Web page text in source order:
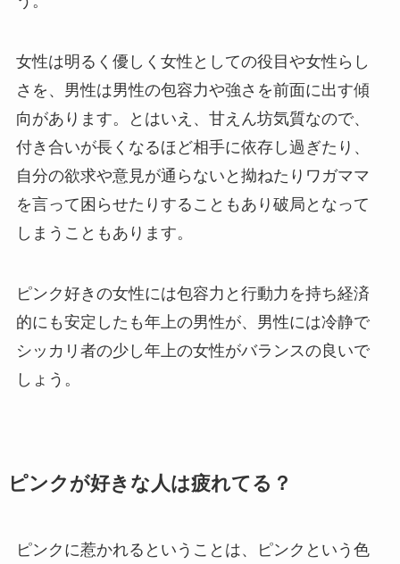
女性は明るく優しく女性としての役目や女性らし
さを、男性は男性の包容力や強さを前面に出す傾
向があります。とはいえ、甘えん坊気質なので、
付き合いが長くなるほど相手に依存し過ぎたり、
自分の欲求や意見が通らないと拗ねたりワガママ
を言って困らせたりすることもあり破局となって
しまうこともあります。
ピンク好きの女性には包容力と行動力を持ち経済
的にも安定したも年上の男性が、男性には冷静で
シッカリ者の少し年上の女性がバランスの良いで
しょう。
ピンクが好きな人は疲れてる？
ピンクに惹かれるということは、ピンクという色